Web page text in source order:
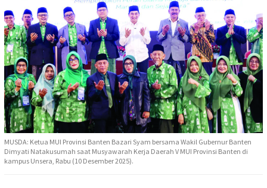
MUSDA: Ketua MUI Provinsi Banten Bazari Syam bersama Wakil Gubernur Banten
Dimyati Natakusumah saat Musyawarah Kerja Daerah V MUI Provinsi Banten di
kampus Unsera, Rabu (10 Desember 2025).